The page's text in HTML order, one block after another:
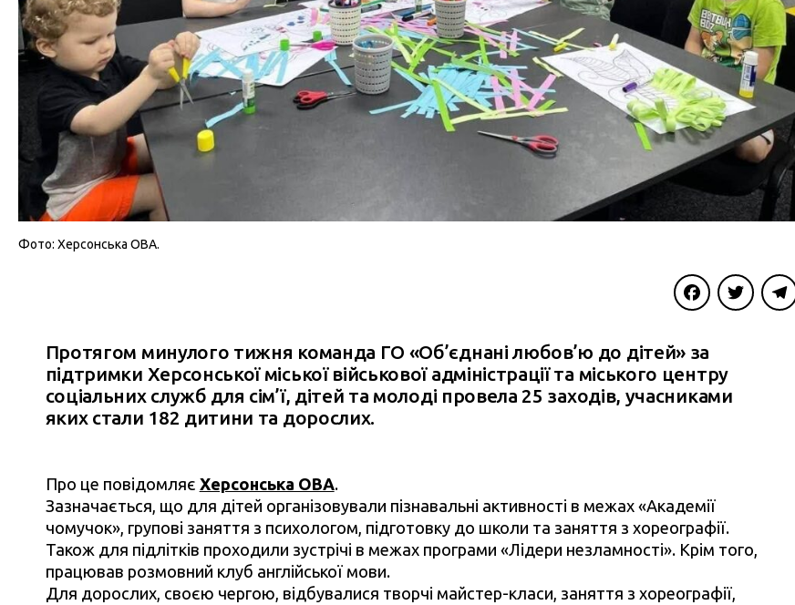
Фото: Херсонська ОВА.
Протягом минулого тижня команда ГО «Об’єднані любов’ю до дітей» за
підтримки Херсонської міської військової адміністрації та міського центру
соціальних служб для сім’ї, дітей та молоді провела 25 заходів, учасниками
яких стали 182 дитини та дорослих.
Про це повідомляє Херсонська ОВА.
Зазначається, що для дітей організовували пізнавальні активності в межах «Академії
чомучок», групові заняття з психологом, підготовку до школи та заняття з хореографії.
Також для підлітків проходили зустрічі в межах програми «Лідери незламності». Крім того,
працював розмовний клуб англійської мови.
Для дорослих, своєю чергою, відбувалися творчі майстер-класи, заняття з хореографії,